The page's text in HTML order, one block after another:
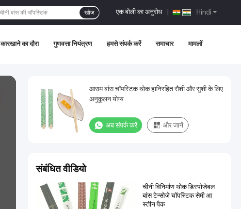
Hindi
एक बोली का अनुरोध
खोज
कारखाने का दौरा गुणवत्ता नियंत्रण हमसे संपर्क करें समाचार मामलों
आराम बांस चॉपस्टिक थोक हानिरहित सैशी और सुशी के लिए
अनुकूलन योग्य
अब संपर्क करें और जानें
संबंधित वीडियो
चीनी विनिर्माण थोक डिस्पोजेबल
बांस टेन्सोजे चॉपस्टिक सेमी आ
स्तीन पैक